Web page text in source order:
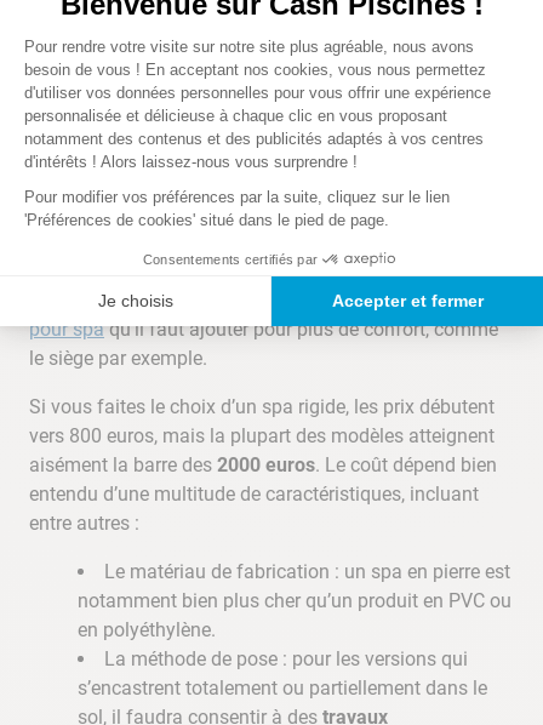
néanmoins vous intéresser à un autre point non
négligeable : leprix de la structure et des accessoires
Le jacuzzi gonflable reste bien entendu le modèle le
moins onéreux, avec des prix de vente débutant aux
alentours de 400 eurospour la version à bulles de 2 ou 4
massage pour une détente optimale, ou que vous
débourser de 600 à plus de 1000 euros pour un jacuzzi
de qualité. Pensez également aux diversaccessoires
pour spaqu’il faut ajouter pour plus de confort, comme
le siège par exemple.
Si vous faites le choix d’un spa rigide, les prix débutent
vers 800 euros, mais la plupart des modèles atteignent
aisément la barre des 2000 euros. Le coût dépend bien
entendu d’une multitude de caractéristiques, incluant
entre autres :
Le matériau de fabrication : un spa en pierre est
notamment bien plus cher qu’un produit en PVC ou
en polyéthylène.
La méthode de pose : pour les versions qui
s’encastrent totalement ou partiellement dans le
sol, il faudra consentir à des travaux
Plateforme de Gestion du
Pour rendre votre visite sur notre site plus agréable, nous avons
besoin de vous ! En acceptant nos cookies, vous nous permettez
d'utiliser vos données personnelles pour vous offrir une expérience
personnalisée et délicieuse à chaque clic en vous proposant
notamment des contenus et des publicités adaptés à vos centres
d'intérêts ! Alors laissez-nous vous surprendre !
Pour modifier vos préférences par la suite, cliquez sur le lien
'Préférences de cookies' situé dans le pied de page.
Consentements certifiés par
Je choisis Accepter et fermer
Axeptio consent